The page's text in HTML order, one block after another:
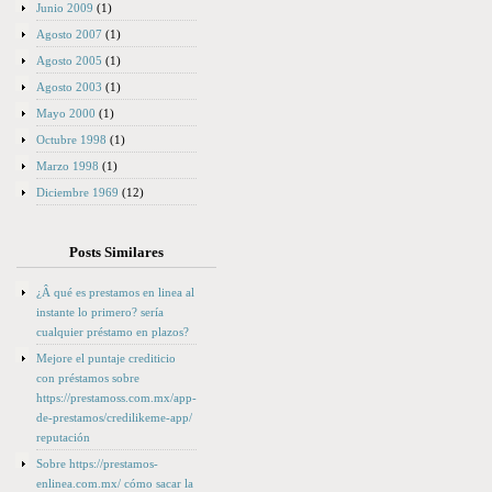
Junio 2009 (1)
Agosto 2007 (1)
Agosto 2005 (1)
Agosto 2003 (1)
Mayo 2000 (1)
Octubre 1998 (1)
Marzo 1998 (1)
Diciembre 1969 (12)
Posts Similares
¿Â qué es prestamos en linea al
instante lo primero? serí­a
cualquier préstamo en plazos?
Mejore el puntaje crediticio
con préstamos sobre
https://prestamoss.com.mx/app-
de-prestamos/credilikeme-app/
reputación
Sobre https://prestamos-
enlinea.com.mx/ cómo sacar la